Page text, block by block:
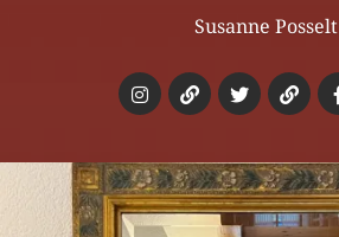
Susanne Posselt